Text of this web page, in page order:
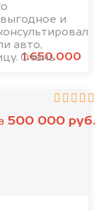
1.650.000
и
авто,
Очень
500 000 руб.